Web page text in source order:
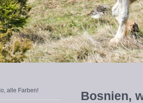
Bosnien,
alle Farben!